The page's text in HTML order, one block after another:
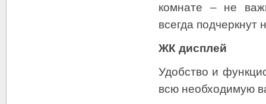
комнате – не
всегда
ЖК дисплей
Удобство и
всю необходимую